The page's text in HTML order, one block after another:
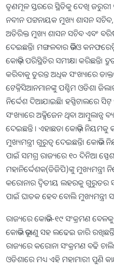
ତୃଣମୂଳ ସ୍ତରରେ ସ୍ଥିତିକୁ ଦେଖି ଜରୁରୀ
ନବୀନ ପଟ୍ଟନାୟକ ମୁଖ୍ୟ ଶାସନ ସଚିବ,
ଅତିରିକ୍ତ ମୁଖ୍ୟ ଶାସନ ସଚିବ ଏବଂ
ଦେଇଛନ୍ତି। ମଙ୍ଗଳବାର ଭିଡିଓ
କୋଭିଡ୍‌ ପରିସ୍ଥିତିର ସମୀକ୍ଷା କରିଛନ୍ତି।
କରିବାକୁ ତୁରନ୍ତ ଅଧିକ ସଂଖ୍ୟାରେ
ଟେକ୍ନିସିଆନମାନଙ୍କୁ ପଶ୍ଚିମ ଓଡିଶା
ନିର୍ଦ୍ଦେଶ ଦିଆଯାଇଛି। ହସ୍ପିଟାଲରେ
ସଂଖ୍ୟାରେ ଅକ୍ସିଜେନ ଥିବା ଆମ୍ବୁଲାନ୍ସ
ଦେଇଛନ୍ତି । ଏହାଛଡା କୋଭିଡ୍‌
ମୁଖ୍ୟମନ୍ତ୍ରୀ ଗୁରୁତ୍ୱ ଦେଇଛନ୍ତି।
ପାଇଁ ସମଗ୍ର ରାଜ୍ୟରେ ୧୦ ଦିନିଆ
ମହାନିର୍ଦ୍ଦେଶକ(ଡିଜିପି)ଙ୍କୁ ମୁଖ୍ୟମନ୍ତ୍ରୀ
କରୋନାର ଦ୍ୱିତୀୟ ଲହରକୁ ଗୁରୁତର
ପାଇଁ ଘାତକ ହେବ ବୋଲି ମୁଖ୍ୟମନ୍ତ୍ରୀ
ରାଜ୍ୟରେ କୋଭିଡ-୧୯ ସଂକ୍ରମଣ
କୋଭିଡ ଭୂତାଣୁ ସହ ଲଢେଇ ଜାରି
ରାଜ୍ୟରେ କରୋନା ସଂକ୍ରମଣ ବଢି
ଓଡିଶାରେ ମଧ୍ୟ ଏହି ମହାମାରୀ ପୁଣି